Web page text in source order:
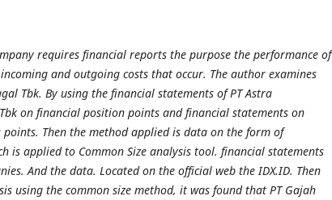
requires financial reports the purpose the performance of
and outgoing costs that occur. The author examines
Tbk. By using the financial statements of PT Astra
on financial position points and financial statements on
Then the method applied is data on the form of
is applied to Common Size analysis tool. financial statements
And the data. Located on the official web the IDX.ID. Then
using the common size method, it was found that PT Gajah